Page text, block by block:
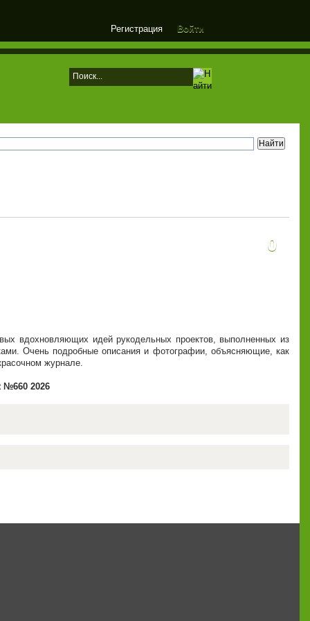
Регистрация Войти
0
вдохновляющих идей рукодельных проектов, выполненных из
Очень подробные описания и фотографии, объясняющие, как
журнале.
№660 2026